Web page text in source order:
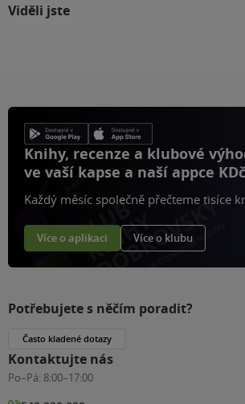
Viděli jste
Knihy, recenze a klubové
ve vaší kapse a naší appce
Každý měsíc společně přečteme tisíce
Více o aplikaci Více o klubu
Potřebujete s něčím poradit?
Často kladené dotazy
Kontaktujte nás
Po–Pá: 8:00–17:00